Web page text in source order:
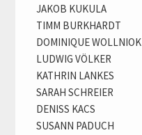
JAKOB KUKULA
TIMM BURKHARDT
DOMINIQUE WOLLNIOK
LUDWIG VÖLKER
KATHRIN LANKES
SARAH SCHREIER
DENISS KACS
SUSANN PADUCH